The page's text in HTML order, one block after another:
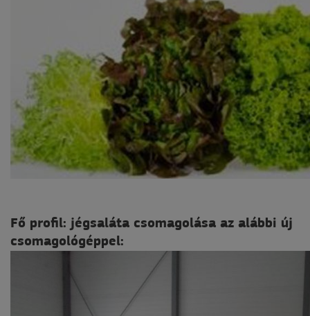
Fő profil: jégsaláta csomagolása az alábbi új
csomagológéppel: